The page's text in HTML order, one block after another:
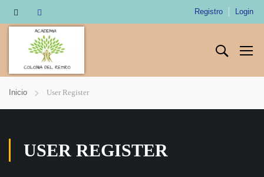
Registro Login
Inicio User Register
USER REGISTER